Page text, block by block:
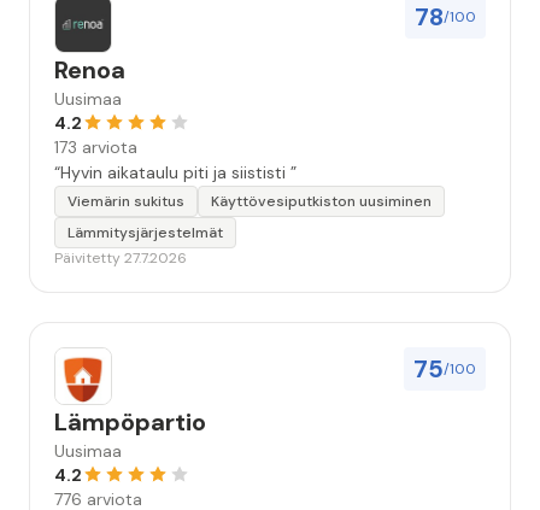
78/100
Renoa
Uusimaa
4.2
173 arviota
“Hyvin aikataulu piti ja siististi ”
Viemärin sukitus
Käyttövesiputkiston uusiminen
Lämmitysjärjestelmät
Päivitetty 27.7.2026
75/100
Lämpöpartio
Uusimaa
4.2
776 arviota